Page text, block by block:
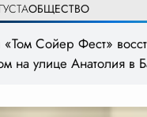
ОБЩЕСТВО
Сойер Фест»
на улице Анатолия в